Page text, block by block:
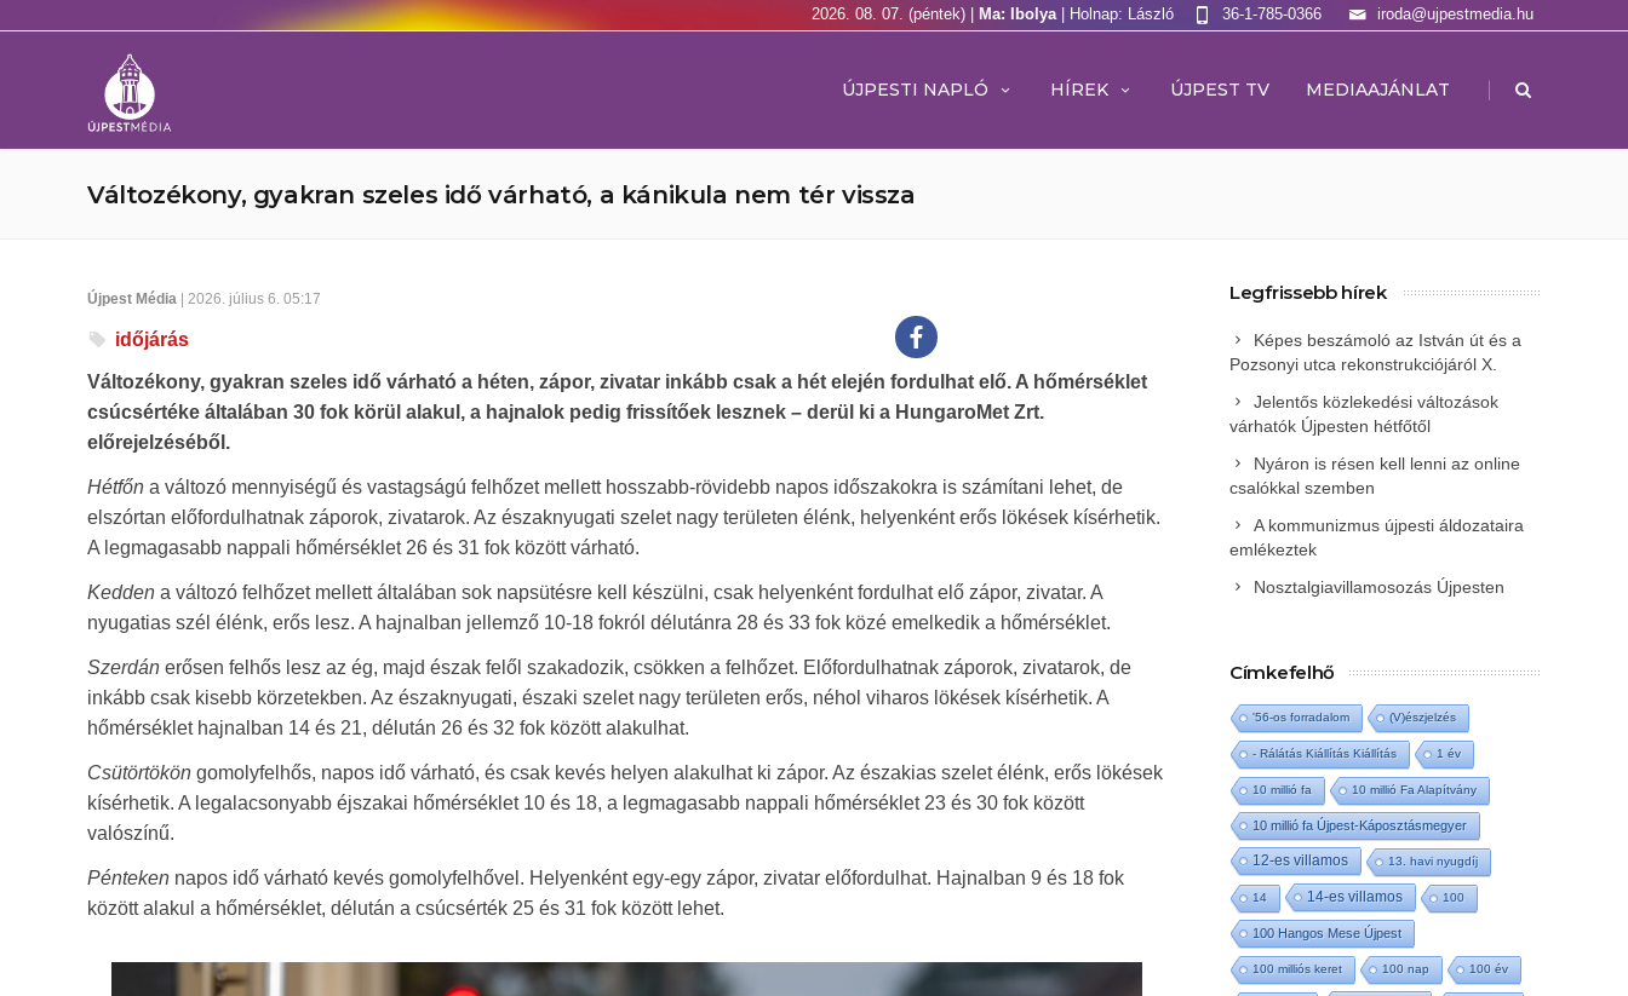
2026. 08. 07. (péntek) | Ma: Ibolya | Holnap: László iroda@ujpestmedia.hu
36-1-785-0366
ÚJPESTI NAPLÓ HÍREK ÚJPEST TV MEDIAAJÁNLAT |
Változékony, gyakran szeles idő várható, a kánikula nem tér vissza
Újpest Média | 2026. július 6. 05:17
időjárás
Változékony, gyakran szeles idő várható a héten, zápor, zivatar inkább csak a hét elején fordulhat elő. A hőmérséklet
csúcsértéke általában 30 fok körül alakul, a hajnalok pedig frissítőek lesznek – derül ki a HungaroMet Zrt.
előrejelzéséből.
Hétfőn a változó mennyiségű és vastagságú felhőzet mellett hosszabb-rövidebb napos időszakokra is számítani lehet, de
elszórtan előfordulhatnak záporok, zivatarok. Az északnyugati szelet nagy területen élénk, helyenként erős lökések kísérhetik.
A legmagasabb nappali hőmérséklet 26 és 31 fok között várható.
Kedden a változó felhőzet mellett általában sok napsütésre kell készülni, csak helyenként fordulhat elő zápor, zivatar. A
nyugatias szél élénk, erős lesz. A hajnalban jellemző 10-18 fokról délutánra 28 és 33 fok közé emelkedik a hőmérséklet.
Szerdán erősen felhős lesz az ég, majd észak felől szakadozik, csökken a felhőzet. Előfordulhatnak záporok, zivatarok, de
inkább csak kisebb körzetekben. Az északnyugati, északi szelet nagy területen erős, néhol viharos lökések kísérhetik. A
hőmérséklet hajnalban 14 és 21, délután 26 és 32 fok között alakulhat.
Csütörtökön gomolyfelhős, napos idő várható, és csak kevés helyen alakulhat ki zápor. Az északias szelet élénk, erős lökések
kísérhetik. A legalacsonyabb éjszakai hőmérséklet 10 és 18, a legmagasabb nappali hőmérséklet 23 és 30 fok között
valószínű.
Pénteken napos idő várható kevés gomolyfelhővel. Helyenként egy-egy zápor, zivatar előfordulhat. Hajnalban 9 és 18 fok
között alakul a hőmérséklet, délután a csúcsérték 25 és 31 fok között lehet.
Legfrissebb hírek
Képes beszámoló az István út és a
Pozsonyi utca rekonstrukciójáról X.
Jelentős közlekedési változások
várhatók Újpesten hétfőtől
Nyáron is résen kell lenni az online
csalókkal szemben
A kommunizmus újpesti áldozataira
emlékeztek
Nosztalgiavillamosozás Újpesten
Címkefelhő
'56-os forradalom (V)észjelzés
- Rálátás Kiállítás Kiállítás 1 év
10 millió fa 10 millió Fa Alapítvány
10 millió fa Újpest-Káposztásmegyer
12-es villamos 13. havi nyugdíj
14 14-es villamos 100
100 Hangos Mese Újpest
100 milliós keret 100 nap 100 év